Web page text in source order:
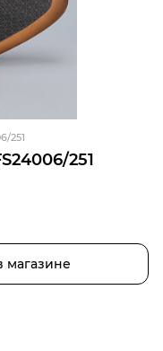
251
251
магазине